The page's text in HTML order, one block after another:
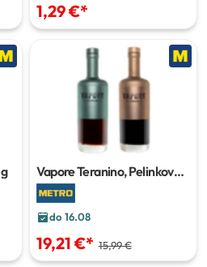
1,29 €*
Vapore Teranino, Pelinkovac
0,7 l
do 16.08
19,21 €* 15,99 €